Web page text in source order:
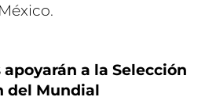
a la Selección
del Mundial